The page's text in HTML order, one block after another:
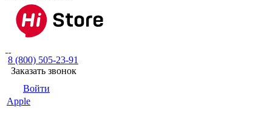
8 (800) 505-23-91
Заказать звонок
Войти
Apple